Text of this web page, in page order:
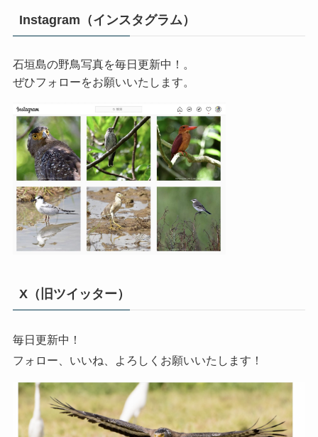
Instagram（インスタグラム）
石垣島の野鳥写真を毎日更新中！。
ぜひフォローをお願いいたします。
X（旧ツイッター）
毎日更新中！
フォロー、いいね、よろしくお願いいたします！